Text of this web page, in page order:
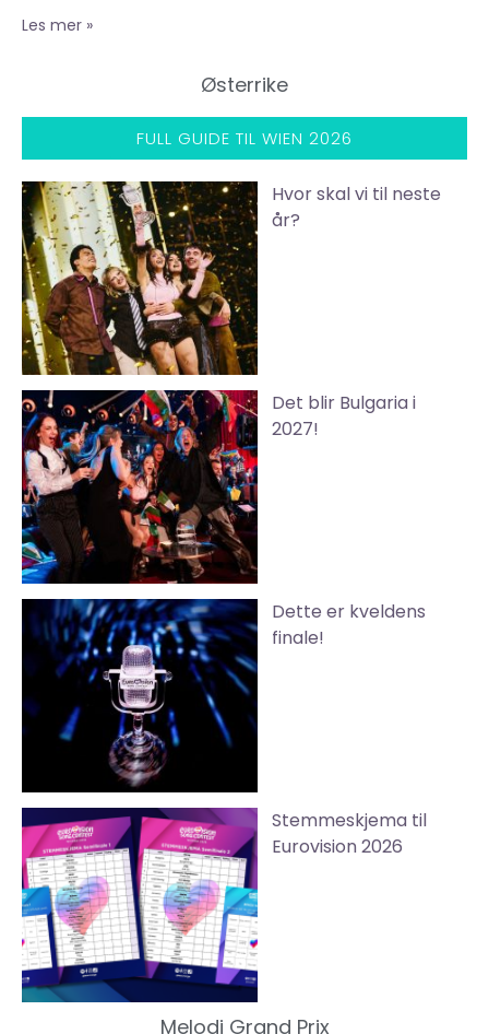
Les mer »
Østerrike
FULL GUIDE TIL WIEN 2026
Hvor skal vi til neste
år?
Det blir Bulgaria i
2027!
Dette er kveldens
finale!
Stemmeskjema til
Eurovision 2026
Melodi Grand Prix